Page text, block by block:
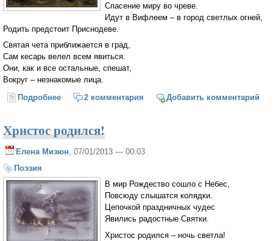
Спасение миру во чреве.
Идут в Вифлеем – в город светлых огней,
Родить предстоит Приснодеве.
Святая чета приближается в град,
Сам кесарь велел всем явиться.
Они, как и все остальные, спешат,
Вокруг – незнакомые лица.
Подробнее о Рождество Христово
2 комментария Добавить комментарий
Христос родился!
Елена Мизюн , 07/01/2013 — 00:03
Поэзия
В мир Рождество сошло с Небес,
Повсюду слышатся колядки.
Цепочкой праздничных чудес
Явились радостные Святки.
Христос родился – ночь светла!